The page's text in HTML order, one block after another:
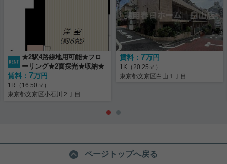
★2駅4路線地用可能★フロ
ーリング★2面採光★収納★
賃料： 7万円
1R（16.50㎡）
東京都文京区小石川２丁目
賃料： 7万円
1K（20.25㎡）
東京都文京区白山１丁目
ページトップへ戻る